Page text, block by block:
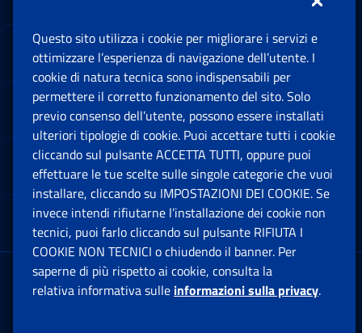
Sedi e Contatti
Software
Note Legali
App mobile
Sede Legale : Via Ciro il Grande, 21
00144 Roma
Questo sito utilizza i cookie per migliorare i servizi e
ottimizzare l’esperienza di navigazione dell’utente. I
cookie di natura tecnica sono indispensabili per
permettere il corretto funzionamento del sito. Solo
previo consenso dell’utente, possono essere installati
ulteriori tipologie di cookie. Puoi accettare tutti i cookie
cliccando sul pulsante ACCETTA TUTTI, oppure puoi
effettuare le tue scelte sulle singole categorie che vuoi
installare, cliccando su IMPOSTAZIONI DEI COOKIE. Se
invece intendi rifiutarne l’installazione dei cookie non
tecnici, puoi farlo cliccando sul pulsante RIFIUTA I
COOKIE NON TECNICI o chiudendo il banner. Per
saperne di più rispetto ai cookie, consulta la
relativa informativa sulle informazioni sulla privacy.